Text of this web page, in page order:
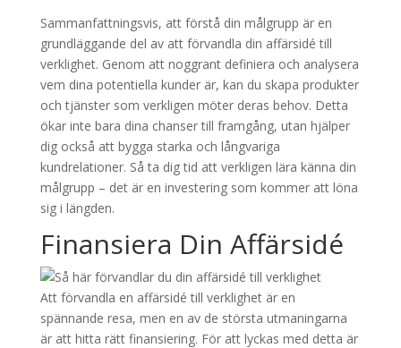
Sammanfattningsvis, att förstå din målgrupp är en
grundläggande del av att förvandla din affärsidé till
verklighet. Genom att noggrant definiera och analysera
vem dina potentiella kunder är, kan du skapa produkter
och tjänster som verkligen möter deras behov. Detta
ökar inte bara dina chanser till framgång, utan hjälper
dig också att bygga starka och långvariga
kundrelationer. Så ta dig tid att verkligen lära känna din
målgrupp – det är en investering som kommer att löna
sig i längden.
Finansiera Din Affärsidé
Att förvandla en affärsidé till verklighet är en
spännande resa, men en av de största utmaningarna
är att hitta rätt finansiering. För att lyckas med detta är